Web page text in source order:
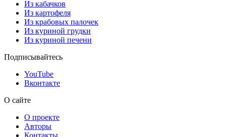
Из кабачков
Из картофеля
Из крабовых палочек
Из куриной грудки
Из куриной печени
Подписывайтесь
YouTube
Вконтакте
О сайте
О проекте
Авторы
Контакты